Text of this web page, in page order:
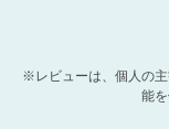
※レビューは、個人の
能